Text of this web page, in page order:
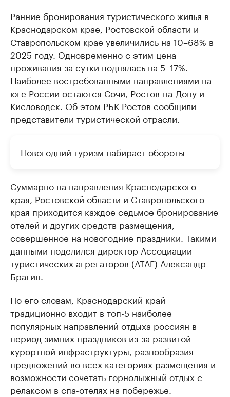
Ранние бронирования туристического жилья в
Краснодарском крае, Ростовской области и
Ставропольском крае увеличились на 10–68% в
2025 году. Одновременно с этим цена
проживания за сутки поднялась на 5–17%.
Наиболее востребованными направлениями на
юге России остаются Сочи, Ростов-на-Дону и
Кисловодск. Об этом РБК Ростов сообщили
представители туристической отрасли.
Новогодний туризм набирает обороты
Суммарно на направления Краснодарского
края, Ростовской области и Ставропольского
края приходится каждое седьмое бронирование
отелей и других средств размещения,
совершенное на новогодние праздники. Такими
данными поделился директор Ассоциации
туристических агрегаторов (АТАГ) Александр
Брагин.
По его словам, Краснодарский край
традиционно входит в топ-5 наиболее
популярных направлений отдыха россиян в
период зимних праздников из-за развитой
курортной инфраструктуры, разнообразия
предложений во всех категориях размещения и
возможности сочетать горнолыжный отдых с
релаксом в спа-отелях на побережье.